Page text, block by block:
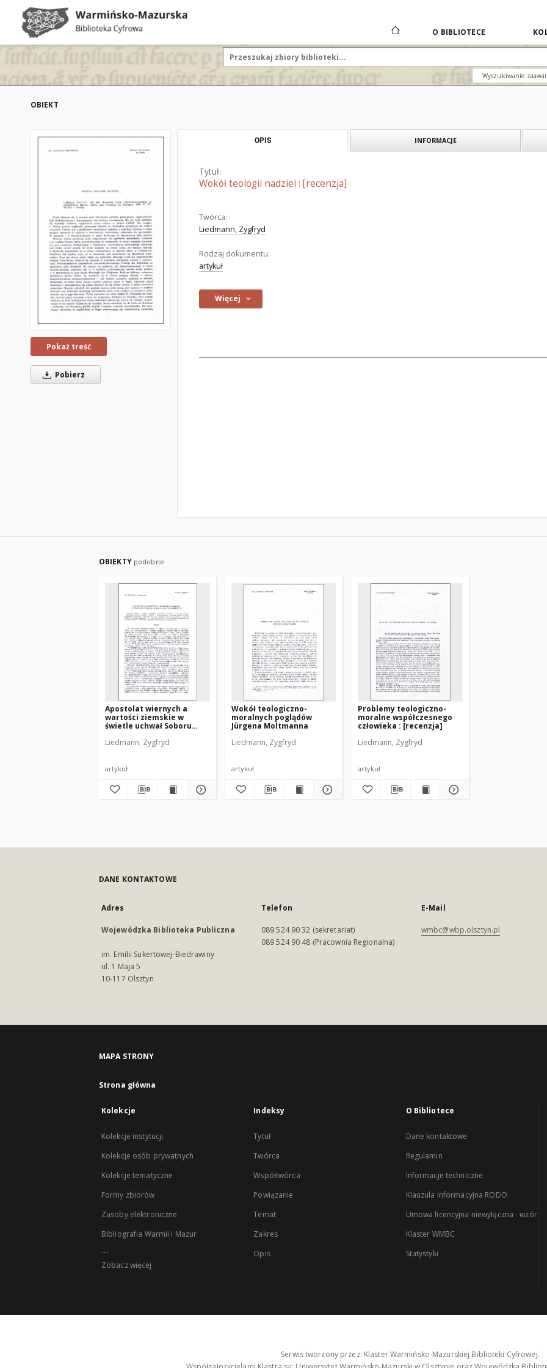
O BIBLIOTECE
Wyszukiwanie
OBIEKT
Pokaż treść
Pobierz
OPIS INFORMACJE
Tytuł:
Wokół teologii nadziei : [recenzja]
Twórca:
Liedmann, Zygfryd
Rodzaj dokumentu:
artykuł
Więcej
OBIEKTY podobne
Apostolat wiernych a
wartości ziemskie w
świetle uchwał Soboru
Liedmann, Zygfryd
artykuł
Wokół teologiczno-
moralnych poglądów
Jürgena Moltmanna
Liedmann, Zygfryd
artykuł
Problemy teologiczno-
moralne współczesnego
człowieka : [recenzja]
Liedmann, Zygfryd
artykuł
DANE KONTAKTOWE
Adres
Wojewódzka Biblioteka Publiczna
im. Emilii Sukertowej-Biedrawiny
ul. 1 Maja 5
10-117 Olsztyn
Telefon
089 524 90 32 (sekretariat)
089 524 90 48 (Pracownia Regionalna)
E-Mail
wmbc@wbp.olsztyn.pl
MAPA STRONY
Strona główna
Kolekcje
Kolekcje instytucji
Kolekcje osób prywatnych
Kolekcje tematyczne
Formy zbiorów
Zasoby elektroniczne
Bibliografia Warmii i Mazur
...
Zobacz więcej
Indeksy
Tytuł
Twórca
Współtwórca
Powiązanie
Temat
Zakres
Opis
O Bibliotece
Dane kontaktowe
Regulamin
Informacje techniczne
Klauzula informacyjna RODO
Umowa licencyjna niewyłączna - wzór
Klaster WMBC
Statystyki
Serwis tworzony przez: Klaster Warmińsko-Mazurskiej Biblioteki Cyfrowej.